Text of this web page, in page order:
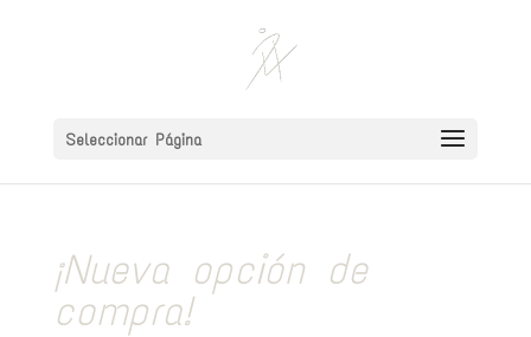
Seleccionar Página
¡Nueva opción de
compra!